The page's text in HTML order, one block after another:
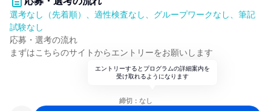
選考なし（先着順）、適性検査なし、グループワークなし、筆記
試験なし
応募・選考の流れ
まずはこちらのサイトからエントリーをお願いします
エントリーするとプログラムの詳細案内を
受け取れるようになります
締切：なし